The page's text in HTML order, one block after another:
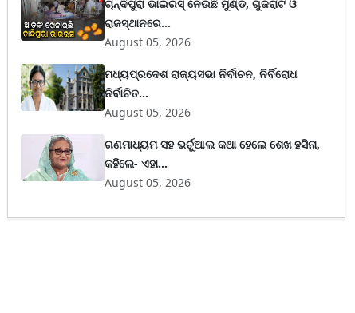
ଚାନ୍ଦିପୁରା ଭାଇରସ୍ ନେଉଛି ମୁଣ୍ଡ, ଗୁଜରାଟ ଓ
ରାଜସ୍ଥାନରେ...
August 05, 2026
ମଧ୍ୟପ୍ରଦେଶ ରାଜ୍ୟସଭା ନିର୍ବାଚନ, ନିର୍ବିରୋଧ
ନିର୍ବାଚିତ...
August 05, 2026
ଗଣମାଧ୍ୟମ ସହ ଭର୍ଚୁଆଲ କଥା ହେଲେ ଶେଖ ହସିନା,
କହିଲେ- ଏହା...
August 05, 2026